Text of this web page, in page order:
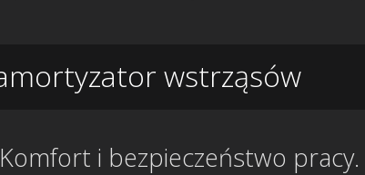
wstrząsów
Komfort i bezpieczeństwo pracy.